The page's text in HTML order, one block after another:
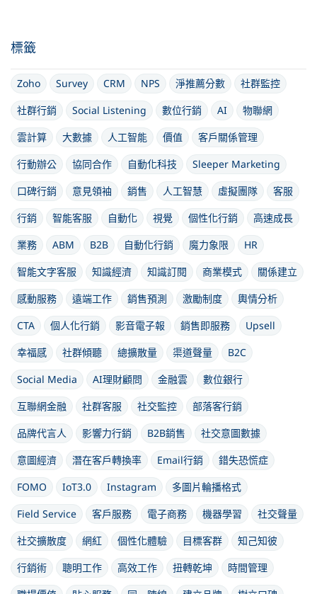
標籤
Zoho Survey CRM NPS 淨推薦分數
社群監控
社群行銷
Social Listening 數位行銷 AI
物聯網
雲計算
大數據 人工智能 價值
客戶關係管理
行動辦公
協同合作 自動化科技
Sleeper Marketing
口碑行銷
意見領袖 銷售 人工智慧 虛擬團隊
客服
行銷
智能客服 自動化 視覺 個性化行銷
高速成長
業務
ABM B2B 自動化行銷 魔力象限
HR
智能文字客服
知識經濟 知識訂閱 商業模式
關係建立
感動服務
遠端工作 銷售預測 激勵制度
輿情分析
CTA
個人化行銷 影音電子報 銷售即服務
Upsell
幸福感
社群傾聽 總擴散量 渠道聲量
B2C
Social Media
AI理財顧問 金融雲
數位銀行
互聯網金融
社群客服 社交監控
部落客行銷
品牌代言人
影響力行銷 B2B銷售
社交意圖數據
意圖經濟
潛在客戶轉換率 Email行銷
錯失恐慌症
FOMO
IoT3.0 Instagram
多圖片輪播格式
Field Service
客戶服務 電子商務 機器學習
社交聲量
社交擴散度
網紅 個性化體驗 目標客群
知己知彼
行銷術
聰明工作 高效工作 扭轉乾坤
時間管理